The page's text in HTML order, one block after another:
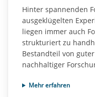
Hinter spannenden
ausgeklügelten
liegen immer auch
strukturiert zu
Bestandteil von
nachhaltiger
Mehr erfahren